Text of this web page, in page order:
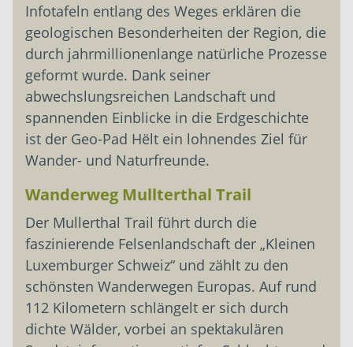
Infotafeln entlang des Weges erklären die
geologischen Besonderheiten der Region, die
durch jahrmillionenlange natürliche Prozesse
geformt wurde. Dank seiner
abwechslungsreichen Landschaft und
spannenden Einblicke in die Erdgeschichte
ist der Geo-Pad Hëlt ein lohnendes Ziel für
Wander- und Naturfreunde.
Wanderweg Mullterthal Trail
Der Mullerthal Trail führt durch die
faszinierende Felsenlandschaft der „Kleinen
Luxemburger Schweiz“ und zählt zu den
schönsten Wanderwegen Europas. Auf rund
112 Kilometern schlängelt er sich durch
dichte Wälder, vorbei an spektakulären